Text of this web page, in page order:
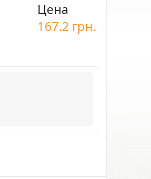
Цена
167.2 грн.